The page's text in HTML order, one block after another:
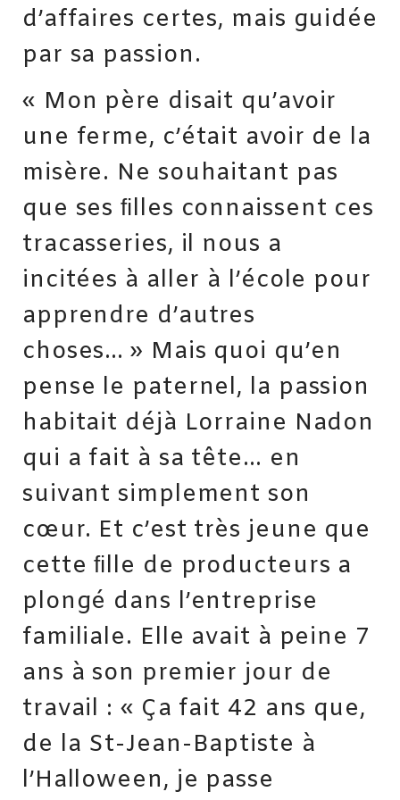
d’affaires certes, mais guidée
par sa passion.
« Mon père disait qu’avoir
une ferme, c’était avoir de la
misère. Ne souhaitant pas
que ses ﬁlles connaissent ces
tracasseries, il nous a
incitées à aller à l’école pour
apprendre d’autres
choses… » Mais quoi qu’en
pense le paternel, la passion
habitait déjà Lorraine Nadon
qui a fait à sa tête… en
suivant simplement son
cœur. Et c’est très jeune que
cette ﬁlle de producteurs a
plongé dans l’entreprise
familiale. Elle avait à peine 7
ans à son premier jour de
travail : « Ça fait 42 ans que,
de la St-Jean-Baptiste à
l’Halloween, je passe